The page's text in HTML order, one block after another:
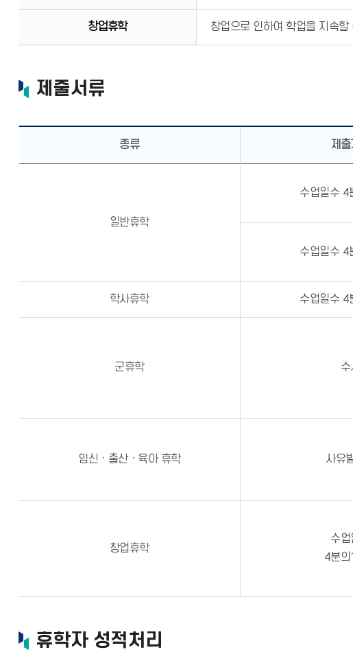
창업휴학 창업으로 인하여 학업을 지속
제출서류
종류 제
일반휴학
수업일수 4
수업일수 4
학사휴학 수업일수 4
군휴학 수
임신ㆍ출산ㆍ육아 휴학 사유
창업휴학
수업
4분의
휴학자 성적처리